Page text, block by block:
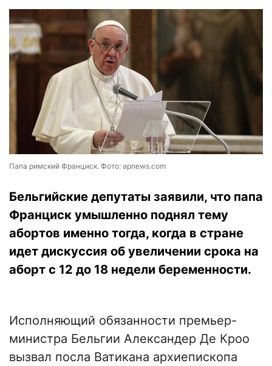
Папа римский Франциск. Фото: apnews.com
Бельгийские депутаты заявили, что папа
Франциск умышленно поднял тему
абортов именно тогда, когда в стране
идет дискуссия об увеличении срока на
аборт с 12 до 18 недели беременности.
Исполняющий обязанности премьер-
министра Бельгии Александер Де Кроо
вызвал посла Ватикана архиепископа